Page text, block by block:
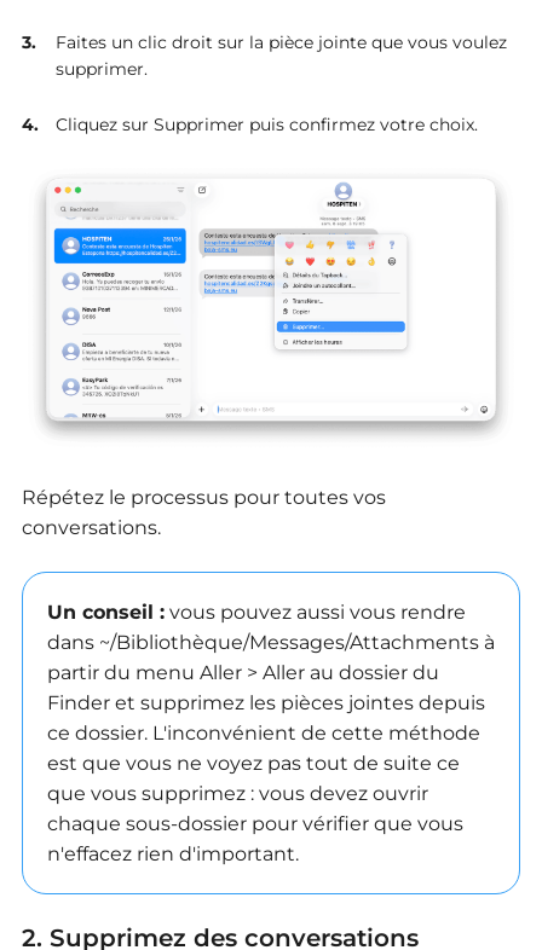
Faites un clic droit sur la pièce jointe que vous voulez
supprimer.
Cliquez sur Supprimer puis confirmez votre choix.
Répétez le processus pour toutes vos
conversations.
Un conseil : vous pouvez aussi vous rendre
dans ~/Bibliothèque/Messages/Attachments à
partir du menu Aller > Aller au dossier du
Finder et supprimez les pièces jointes depuis
ce dossier. L'inconvénient de cette méthode
est que vous ne voyez pas tout de suite ce
que vous supprimez : vous devez ouvrir
chaque sous-dossier pour vérifier que vous
n'effacez rien d'important.
2. Supprimez des conversations